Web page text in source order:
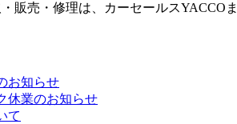
販売・修理は、カーセールスYACCOま
お知らせ
休業のお知らせ
て